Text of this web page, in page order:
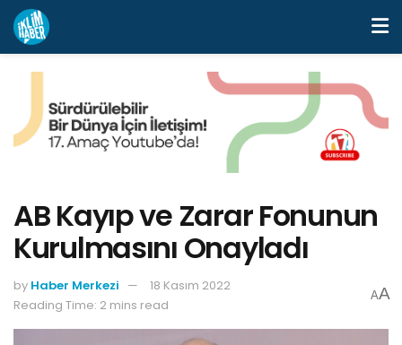
AB Kayıp ve Zarar Fonunun
Kurulmasını Onayladı
by Haber Merkezi
18 Kasım 2022
Reading Time: 2 mins read
AA